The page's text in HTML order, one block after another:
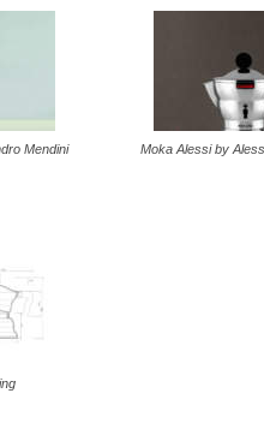
Mendini Moka Alessi by